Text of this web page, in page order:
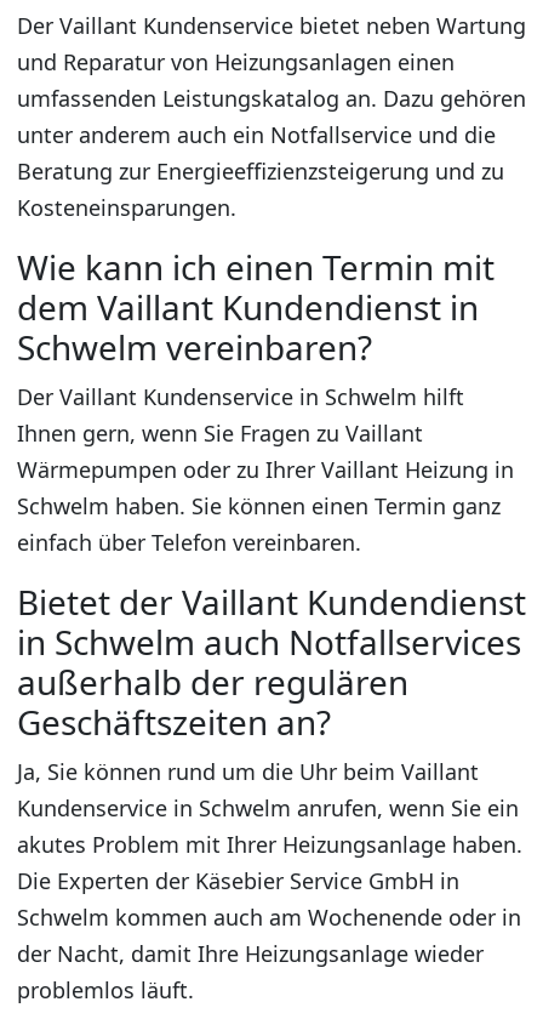
Der Vaillant Kundenservice bietet neben Wartung
und Reparatur von Heizungsanlagen einen
umfassenden Leistungskatalog an. Dazu gehören
unter anderem auch ein Notfallservice und die
Beratung zur Energieeffizienzsteigerung und zu
Kosteneinsparungen.
Wie kann ich einen Termin mit
dem Vaillant Kundendienst in
Schwelm vereinbaren?
Der Vaillant Kundenservice in Schwelm hilft
Ihnen gern, wenn Sie Fragen zu Vaillant
Wärmepumpen oder zu Ihrer Vaillant Heizung in
Schwelm haben. Sie können einen Termin ganz
einfach über Telefon vereinbaren.
Bietet der Vaillant Kundendienst
in Schwelm auch Notfallservices
außerhalb der regulären
Geschäftszeiten an?
Ja, Sie können rund um die Uhr beim Vaillant
Kundenservice in Schwelm anrufen, wenn Sie ein
akutes Problem mit Ihrer Heizungsanlage haben.
Die Experten der Käsebier Service GmbH in
Schwelm kommen auch am Wochenende oder in
der Nacht, damit Ihre Heizungsanlage wieder
problemlos läuft.